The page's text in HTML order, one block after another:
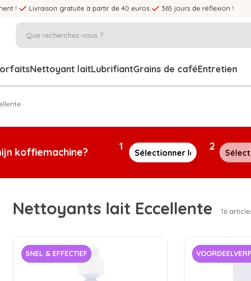
! Livraison gratuite à partir de 40 euros 365 jours de réflexion !
Nettoyant laitLubrifiantGrains de caféEntretien
koffiemachine? 1 2
Nettoyants lait Eccellente 16
SNEL & EFFECTIEF